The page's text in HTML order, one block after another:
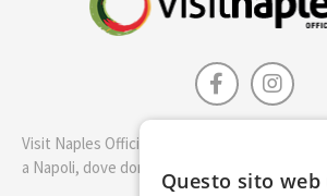
Visit Naples Official è la guida della città di
a Napoli, dove dormire e i migliori posti dove
Questo sito web